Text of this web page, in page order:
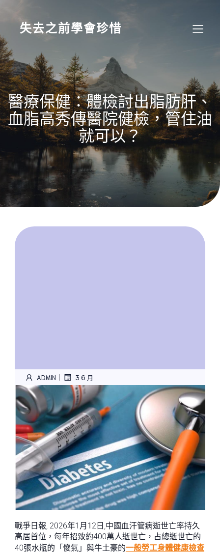
content
失去之前學會珍惜
醫療保健：體檢討出脂肪肝、
血脂高秀傳醫院健檢，管住油
就可以？
ADMIN | 3 6 月
戰爭日報, 2026年1月12日,中國血汗管病逝世亡率持久
高居首位，每年招致約400萬人逝世亡，占總逝世亡的
40張水瓶的「傻氣」與牛土豪的一般勞工身體健康檢查